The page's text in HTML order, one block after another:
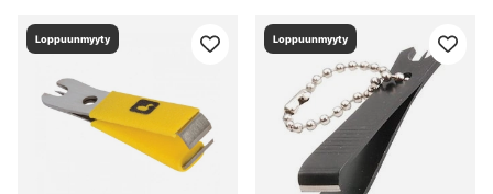
Loppuunmyyty Loppuunmyyty